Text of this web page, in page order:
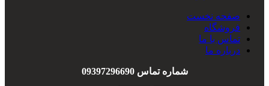
هندل
واشربندی
صفحه نخست
فروشگاه
تماس با ما
درباره ما
شماره تماس 09397296690